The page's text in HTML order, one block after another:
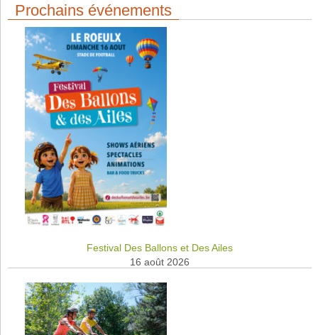
Prochains événements
Festival Des Ballons et Des Ailes
16 août 2026